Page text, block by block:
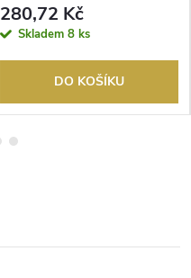
280,72 Kč
Skladem 8 ks
DO KOŠÍKU